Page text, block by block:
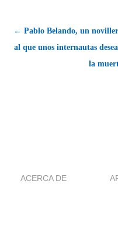
← Pablo Belando, un
al que unos internautas
la
ACERCA DE